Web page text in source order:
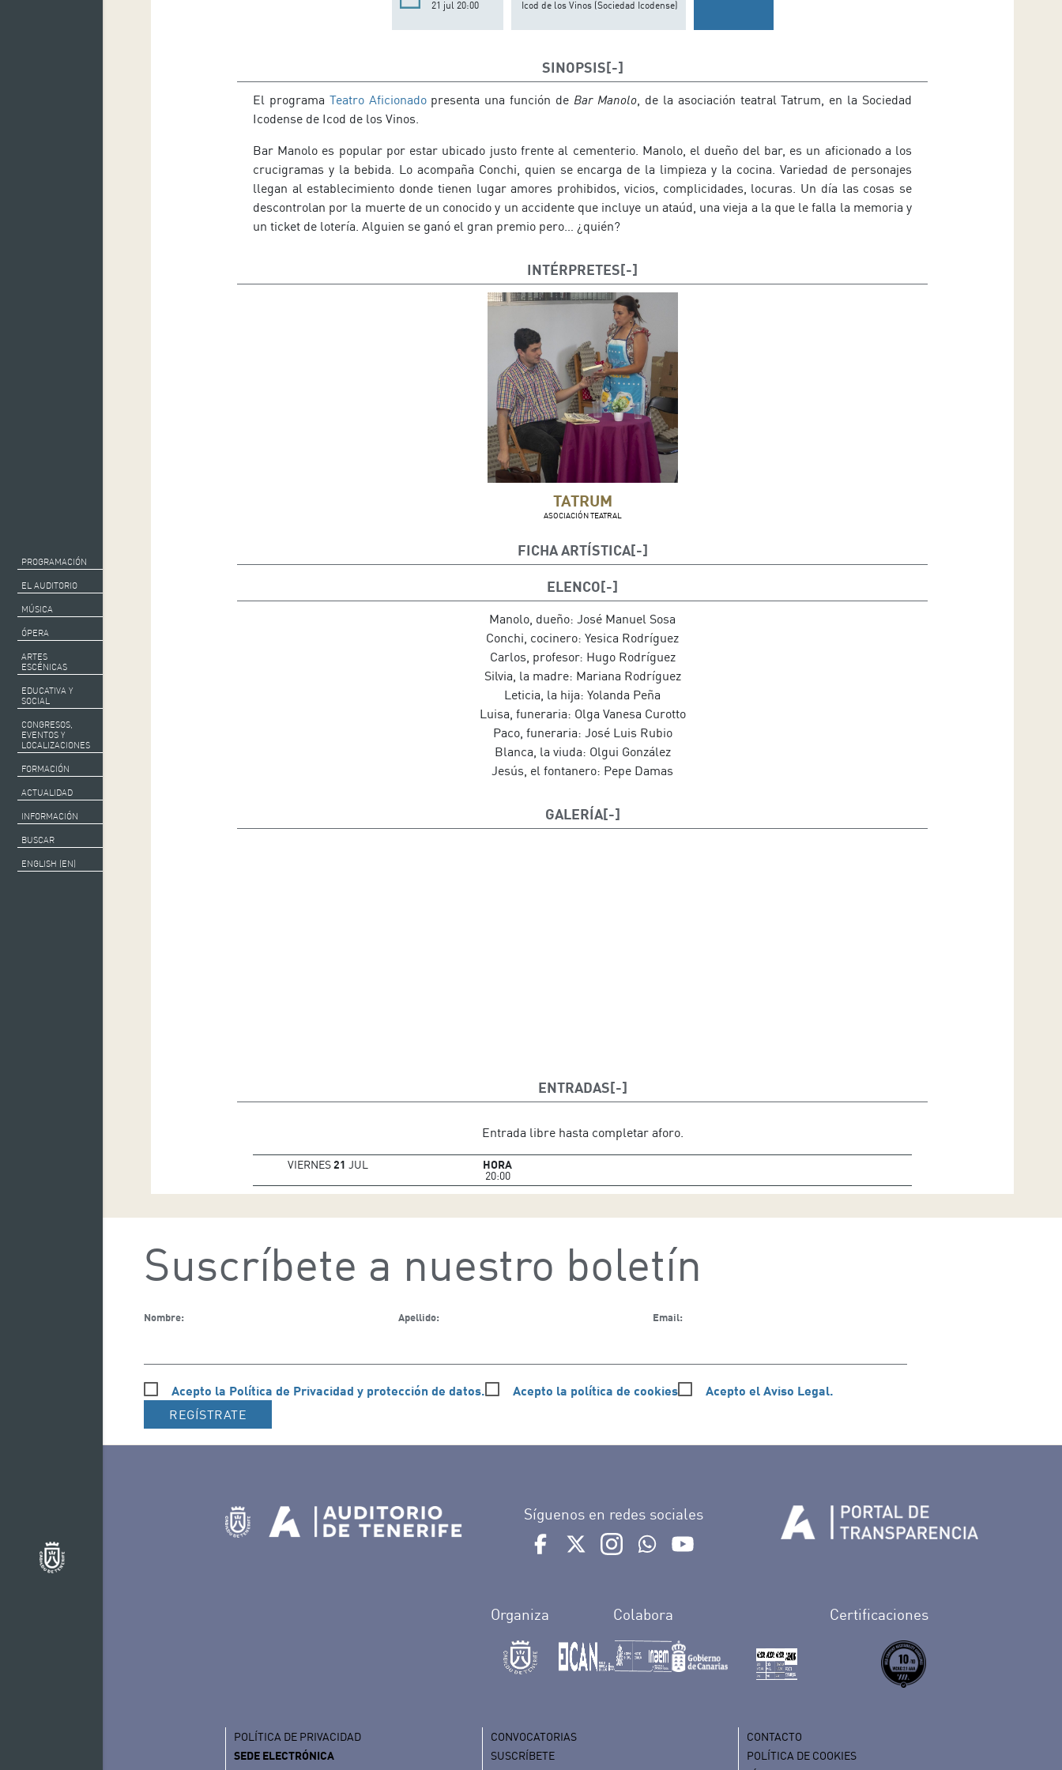
PROGRAMACIÓN
EL AUDITORIO
MÚSICA
ÓPERA
ARTES
ESCÉNICAS
EDUCATIVA Y
SOCIAL
CONGRESOS,
EVENTOS Y
LOCALIZACIONES
FORMACIÓN
ACTUALIDAD
INFORMACIÓN
BUSCAR
ENGLISH (EN)
21 jul 20:00
Icod de los Vinos (Sociedad Icodense)
SINOPSIS
El programa Teatro Aficionadopresenta una función deBar Manolo, de la asociación teatral Tatrum, en la Sociedad
Icodense de Icod de los Vinos.
Bar Manolo es popular por estar ubicado justo frente al cementerio. Manolo, el dueño del bar, es un aficionado a los
crucigramas y la bebida. Lo acompaña Conchi, quien se encarga de la limpieza y la cocina. Variedad de personajes
llegan al establecimiento donde tienen lugar amores prohibidos, vicios, complicidades, locuras. Un día las cosas se
descontrolan por la muerte de un conocido y un accidente que incluye un ataúd, una vieja a la que le falla la memoria y
un ticket de lotería. Alguien se ganó el gran premio pero… ¿quién?
INTÉRPRETES
TATRUM
ASOCIACIÓN TEATRAL
FICHA ARTÍSTICA
Dirección: Irene Pérez
Vestuario y escenografía: Grupo de Teatro
ELENCO
Manolo, dueño: José Manuel Sosa
Conchi, cocinero: Yesica Rodríguez
Carlos, profesor: Hugo Rodríguez
Silvia, la madre: Mariana Rodríguez
Leticia, la hija: Yolanda Peña
Luisa, funeraria: Olga Vanesa Curotto
Paco, funeraria: José Luis Rubio
Blanca, la viuda: Olgui González
Jesús, el fontanero: Pepe Damas
GALERÍA
ENTRADAS
Entrada libre hasta completar aforo.
VIERNES21 JUL
HORA
20:00
Suscríbete a nuestro boletín
Nombre: Apellido: Email:
Acepto la Política de Privacidad y protección de datos. Acepto la política de cookies Acepto el Aviso Legal.
REGÍSTRATE
Síguenos en redes sociales
Ir a perfil de Auditorio de Tenerife en Facebook
Ir a perfil de Auditorio de Tenerife en Twitter
Ir a perfil de Auditorio de Tenerife en Instagram
Ir al Boletín Whatsapp de Auditorio de Tenerife
Ir al perfil de Auditorio de Tenerife en Youtube
Organiza Colabora Certificaciones
POLÍTICA DE PRIVACIDAD CONVOCATORIAS
CONTACTO
SEDE ELECTRÓNICA
SUSCRÍBETE
POLÍTICA DE COOKIES